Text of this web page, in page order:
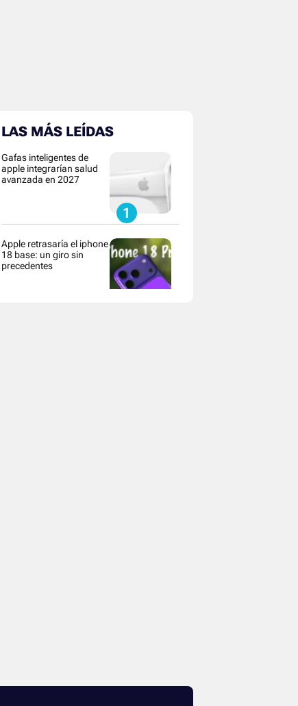
LAS MÁS LEÍDAS
Gafas inteligentes de
apple integrarían salud
avanzada en 2027
Apple retrasaría el iphone
18 base: un giro sin
precedentes